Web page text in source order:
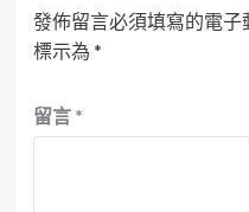
發佈留言必須填寫的電子
標示為 *
留言 *